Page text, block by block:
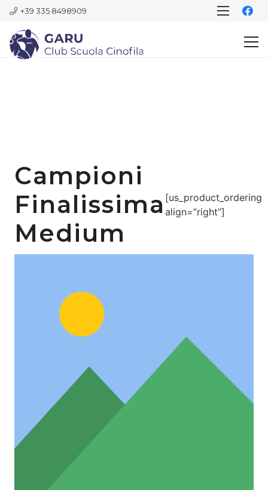
+39 335 8498909
Campioni
Finalissima
Medium
[us_product_ordering
align=”right”]